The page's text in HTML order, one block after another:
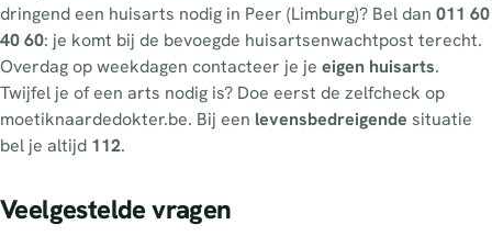
dringend een huisarts nodig in Peer (Limburg)? Bel dan 011 60
40 60: je komt bij de bevoegde huisartsenwachtpost terecht.
Overdag op weekdagen contacteer je je eigen huisarts.
Twijfel je of een arts nodig is? Doe eerst de zelfcheck op
moetiknaardedokter.be. Bij een levensbedreigende situatie
bel je altijd 112.
Veelgestelde vragen